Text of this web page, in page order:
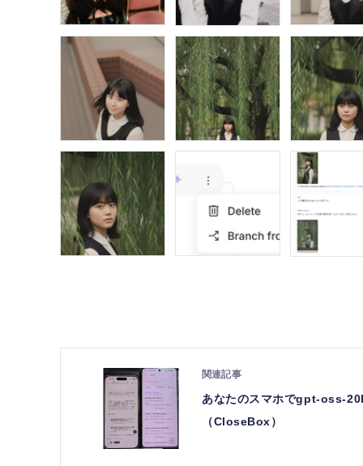
あなたのスマホでgpt-oss-
（CloseBox）